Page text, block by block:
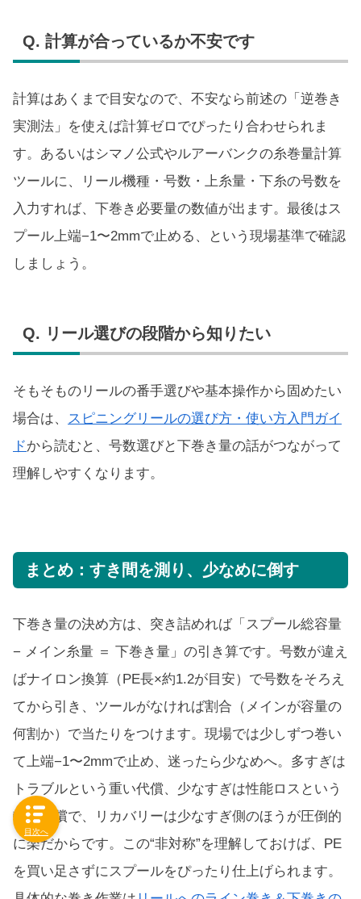
Q. 計算が合っているか不安です
計算はあくまで目安なので、不安なら前述の「逆巻き
実測法」を使えば計算ゼロでぴったり合わせられま
す。あるいはシマノ公式やルアーバンクの糸巻量計算
ツールに、リール機種・号数・上糸量・下糸の号数を
入力すれば、下巻き必要量の数値が出ます。最後はス
プール上端−1〜2mmで止める、という現場基準で確認
しましょう。
Q. リール選びの段階から知りたい
そもそものリールの番手選びや基本操作から固めたい
場合は、
スピニングリールの選び方・使い方入門ガイ
ドから読むと、号数選びと下巻き量の話がつながって
理解しやすくなります。
まとめ：すき間を測り、少なめに倒す
下巻き量の決め方は、突き詰めれば「スプール総容量
− メイン糸量 ＝ 下巻き量」の引き算です。号数が違え
ばナイロン換算（PE長×約1.2が目安）で号数をそろえ
てから引き、ツールがなければ割合（メインが容量の
何割か）で当たりをつけます。現場では少しずつ巻い
て上端−1〜2mmで止め、迷ったら少なめへ。多すぎは
トラブルという重い代償、少なすぎは性能ロスという
軽い代償で、リカバリーは少なすぎ側のほうが圧倒的
に楽だからです。この“非対称”を理解しておけば、PE
を買い足さずにスプールをぴったり仕上げられます。
目次へ